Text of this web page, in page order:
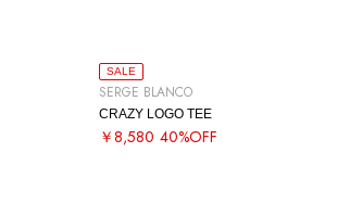
SALE
SERGE BLANCO
CRAZY LOGO TEE
￥8,580 40%OFF